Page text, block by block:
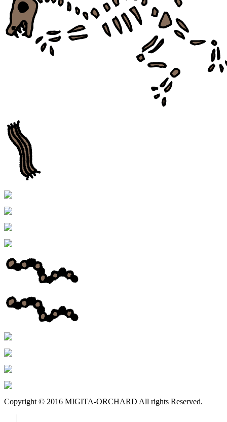
Copyright © 2016 MIGITA-ORCHARD All rights Reserved.